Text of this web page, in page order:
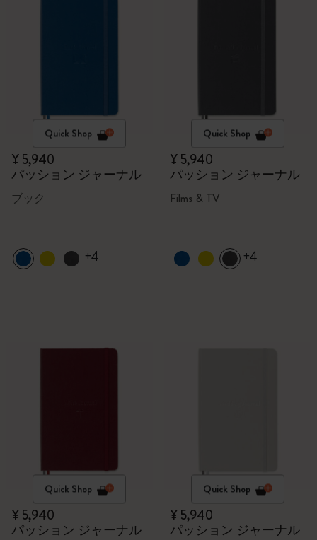
Quick Shop
¥ 5,940
パッション ジャーナル
ブック
+4
Quick Shop
¥ 5,940
パッション ジャーナル
Films & TV
+4
Quick Shop
¥ 5,940
パッション ジャーナル
Quick Shop
¥ 5,940
パッション ジャーナル